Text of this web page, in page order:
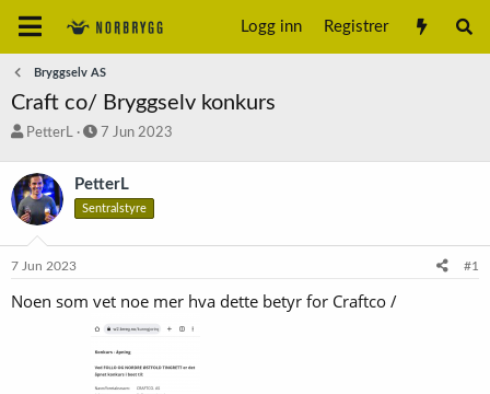
Logg inn Registrer
Bryggselv AS
Craft co/ Bryggselv konkurs
T
å
d
s
a
r
e
PetterL
S
r
t
a
7 Jun 2023
PetterL
Sentralstyre
7 Jun 2023 #1
Noen som vet noe mer hva dette betyr for Craftco /